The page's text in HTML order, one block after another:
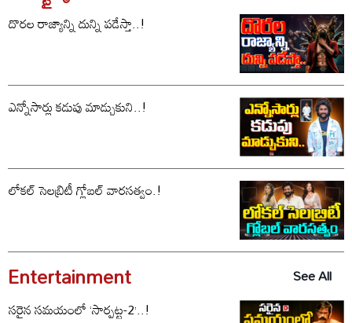
దొరల రాజ్యాన్ని దున్ని పడేస్తా..!
ఎన్నోసార్లు కడుపు మాడ్చుకుని..!
లోకల్ సెలబ్రిటీ గ్లోబల్ వారసత్వం.!
Entertainment
See All
సరైన సమయంలో ‘సార్పట్ట-2’..!